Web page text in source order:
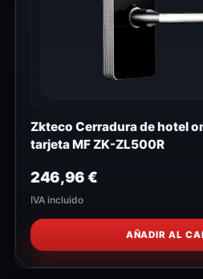
Zkteco Cerradura de hotel
tarjeta MF ZK-ZL500R
246,96€
IVA incluido
AÑADIR AL